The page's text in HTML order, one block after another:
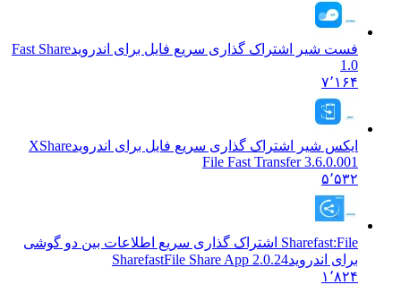
فست شیر اشتراک گذاری سریع فایل برای اندرویدFast Share
1.0
۷٬۱۶۴
ایکس شیر اشتراک گذاری سریع فایل برای اندرویدXShare
File Fast Transfer 3.6.0.001
۵٬۵۳۲
Sharefast:File اشتراک گذاری سریع اطلاعات بین دو گوشی
برای اندرویدSharefastFile Share App 2.0.24
۱٬۸۲۴